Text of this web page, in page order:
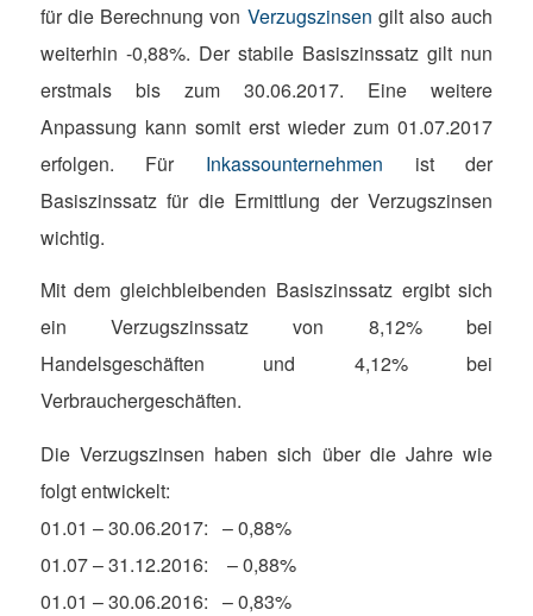
für die Berechnung von Verzugszinsen gilt also auch
weiterhin -0,88%. Der stabile Basiszinssatz gilt nun
erstmals bis zum 30.06.2017. Eine weitere
Anpassung kann somit erst wieder zum 01.07.2017
erfolgen. Für Inkassounternehmen ist der
Basiszinssatz für die Ermittlung der Verzugszinsen
wichtig.
Mit dem gleichbleibenden Basiszinssatz ergibt sich
ein Verzugszinssatz von 8,12% bei
Handelsgeschäften und 4,12% bei
Verbrauchergeschäften.
Die Verzugszinsen haben sich über die Jahre wie
folgt entwickelt:
01.01 – 30.06.2017: – 0,88%
01.07 – 31.12.2016: – 0,88%
01.01 – 30.06.2016: – 0,83%